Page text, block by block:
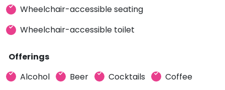
Wheelchair-accessible seating
Wheelchair-accessible toilet
Offerings
Alcohol
Beer Cocktails Coffee